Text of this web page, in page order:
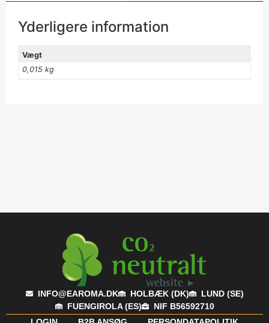
Yderligere information
Vægt
0,015 kg
INFO@EAROMA.DK HOLBÆK (DK)
LUND (SE)
FUENGIROLA (ES)
NIF B56592710